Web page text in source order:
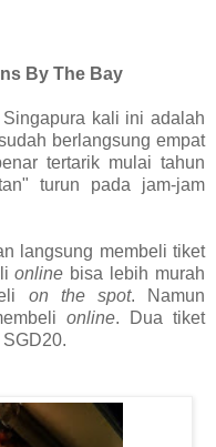
By The Bay
kali ini adalah
berlangsung empat
tertarik mulai tahun
turun pada jam-jam
langsung membeli tiket
online bisa lebih murah
on the spot. Namun
online. Dua tiket